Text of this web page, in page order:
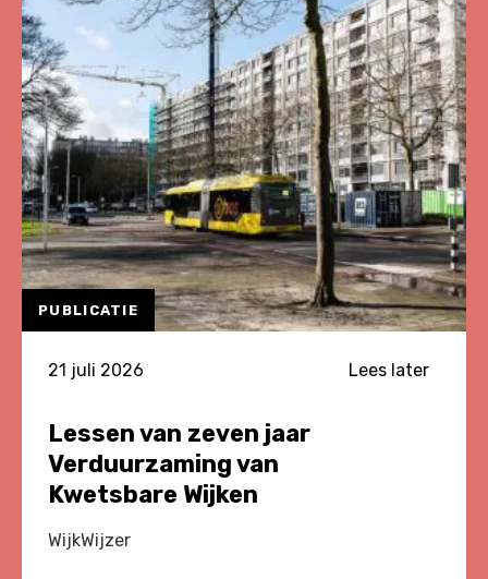
Leefbaarheid
en
Veiligheid
2026
PUBLICATIE
21 juli 2026 Lees later
Lessen van zeven jaar
Verduurzaming van
Kwetsbare Wijken
WijkWijzer